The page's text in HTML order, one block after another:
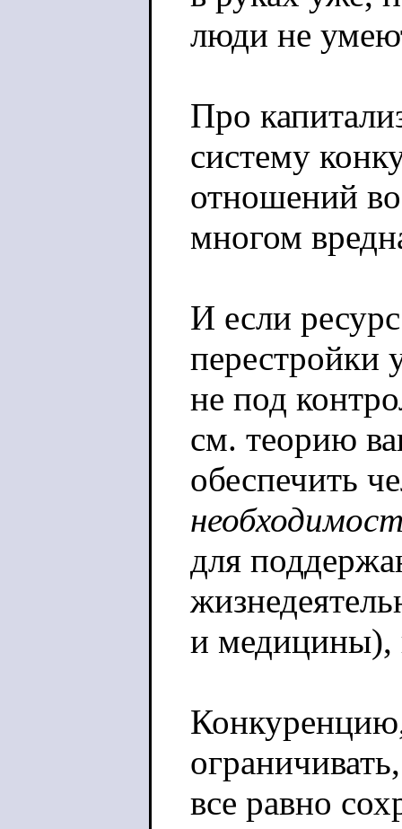
люди не
Про
систему
отношений
многом
И если
перестройки
не под
см. теорию
обеспечить
для
и медицины),
все равно